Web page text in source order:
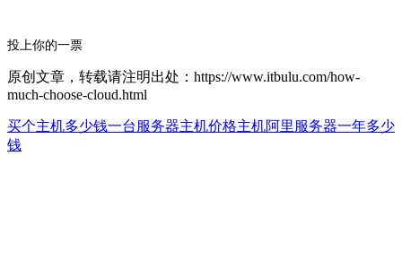
投上你的一票
原创文章，转载请注明出处：https://www.itbulu.com/how-
much-choose-cloud.html
买个主机多少钱一台 服务器主机价格主机阿里服务器一年多少
钱